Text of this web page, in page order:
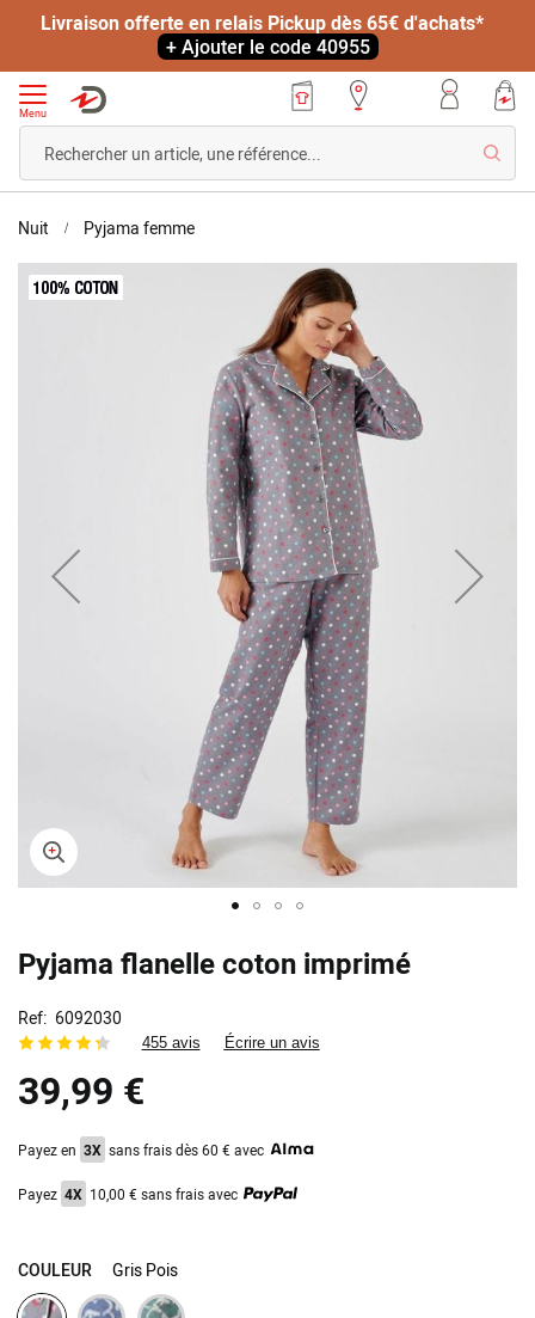
Livraison offerte en relais Pickup dès 65€ d'achats*
+ Ajouter le code 40955
Menu
Accueil
Nuit Pyjama femmePyjama
Skip
to
to
the
beginning
of
the
images
gallery
Pyjama flanelle coton imprimé
Ref 6092030
455 avis Écrire un avis
39,99 €
Payez en 3X sans frais dès 60 € avec
Payez 4X 10,00 € sans frais avec
COULEUR Gris Pois